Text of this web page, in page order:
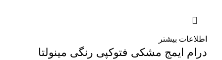
اطلاعات بیشتر
درام ایمج مشکی فتوکپی رنگی مینولتا